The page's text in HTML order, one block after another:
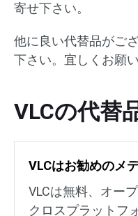
寄せ下さい。
他に良い代替品がご
下さい。宜しくお願
VLCの代替
VLCはお勧めのメ
VLCは無料、オー
クロスプラットフ